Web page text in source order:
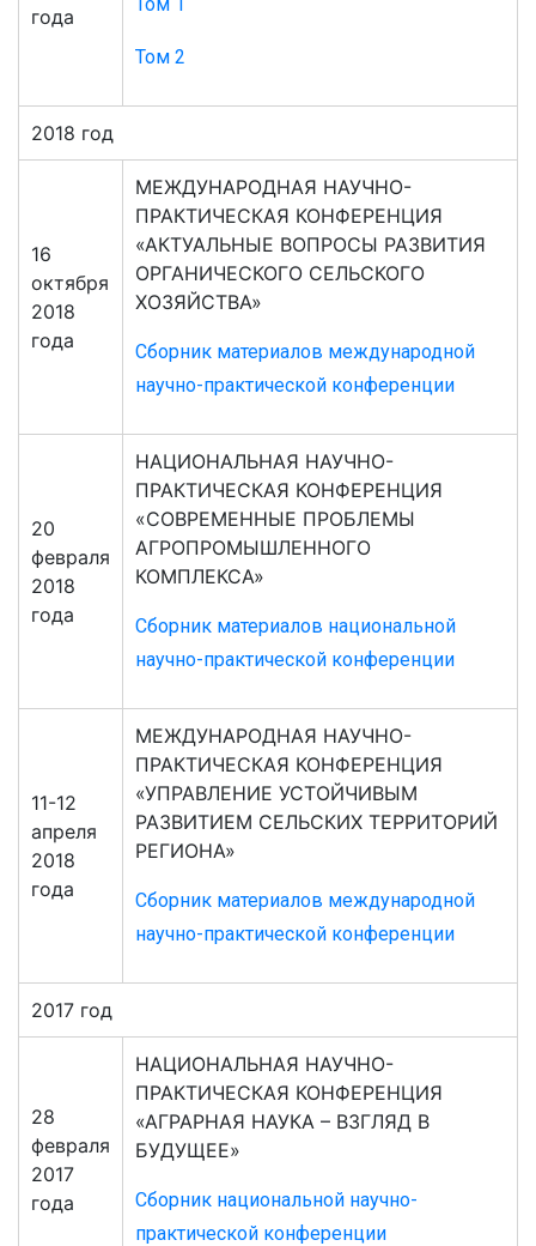
года
Том 2
2018 год
16
октября
2018
года
МЕЖДУНАРОДНАЯ НАУЧНО-
ПРАКТИЧЕСКАЯ КОНФЕРЕНЦИЯ
«АКТУАЛЬНЫЕ ВОПРОСЫ РАЗВИТИЯ
ОРГАНИЧЕСКОГО СЕЛЬСКОГО
ХОЗЯЙСТВА»
Сборник материалов международной
научно-практической конференции
20
февраля
2018
года
НАЦИОНАЛЬНАЯ НАУЧНО-
ПРАКТИЧЕСКАЯ КОНФЕРЕНЦИЯ
«СОВРЕМЕННЫЕ ПРОБЛЕМЫ
АГРОПРОМЫШЛЕННОГО
КОМПЛЕКСА»
Сборник материалов национальной
научно-практической конференции
11-12
апреля
2018
года
МЕЖДУНАРОДНАЯ НАУЧНО-
ПРАКТИЧЕСКАЯ КОНФЕРЕНЦИЯ
«УПРАВЛЕНИЕ УСТОЙЧИВЫМ
РАЗВИТИЕМ СЕЛЬСКИХ ТЕРРИТОРИЙ
РЕГИОНА»
Сборник материалов международной
научно-практической конференции
2017 год
28
февраля
2017
года
НАЦИОНАЛЬНАЯ НАУЧНО-
ПРАКТИЧЕСКАЯ КОНФЕРЕНЦИЯ
«АГРАРНАЯ НАУКА – ВЗГЛЯД В
БУДУЩЕЕ»
Сборник национальной научно-
практической конференции